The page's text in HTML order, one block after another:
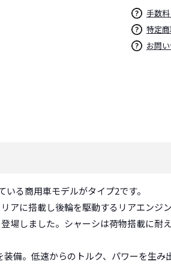
お買い物を続ける カートへ
手数
特定
お問
る商用車モデルがタイプ2です。
アに搭載し後輪を駆動するリアエンジ
場しました。シャーシは荷物搭載に
備。低速からのトルク、パワーを生